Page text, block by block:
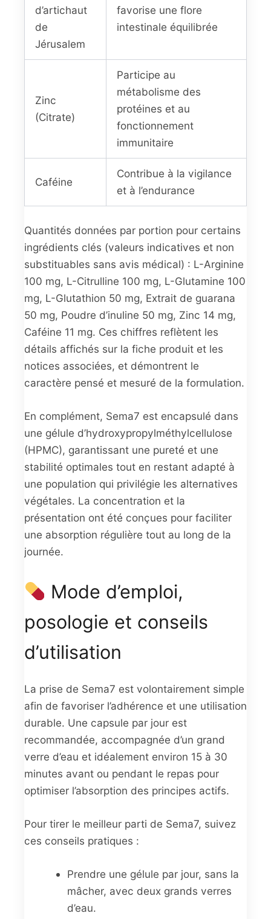
d’artichaut
de
Jérusalem
favorise une flore
intestinale équilibrée
Zinc
(Citrate)
Participe au
métabolisme des
protéines et au
fonctionnement
immunitaire
Caféine
Contribue à la vigilance
et à l’endurance
Quantités données par portion pour certains
ingrédients clés (valeurs indicatives et non
substituables sans avis médical) : L-Arginine
100 mg, L-Citrulline 100 mg, L-Glutamine 100
mg, L-Glutathion 50 mg, Extrait de guarana
50 mg, Poudre d’inuline 50 mg, Zinc 14 mg,
Caféine 11 mg. Ces chiffres reflètent les
détails affichés sur la fiche produit et les
notices associées, et démontrent le
caractère pensé et mesuré de la formulation.
En complément, Sema7 est encapsulé dans
une gélule d’hydroxypropylméthylcellulose
(HPMC), garantissant une pureté et une
stabilité optimales tout en restant adapté à
une population qui privilégie les alternatives
végétales. La concentration et la
présentation ont été conçues pour faciliter
une absorption régulière tout au long de la
journée.
Mode d’emploi,
posologie et conseils
d’utilisation
La prise de Sema7 est volontairement simple
afin de favoriser l’adhérence et une utilisation
durable. Une capsule par jour est
recommandée, accompagnée d’un grand
verre d’eau et idéalement environ 15 à 30
minutes avant ou pendant le repas pour
optimiser l’absorption des principes actifs.
Pour tirer le meilleur parti de Sema7, suivez
ces conseils pratiques :
Prendre une gélule par jour, sans la
mâcher, avec deux grands verres
d’eau.